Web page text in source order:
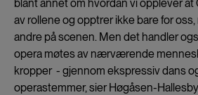
blant annet om hvordan vi opplever at
av rollene og opptrer ikke bare for
andre på scenen. Men det handler
opera møtes av nærværende
kropper - gjennom ekspressiv dans
operastemmer, sier Høgåsen-